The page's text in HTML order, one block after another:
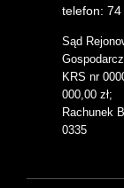
telefon:
Sąd
KRS nr
000,00 zł;
Rachunek
0335